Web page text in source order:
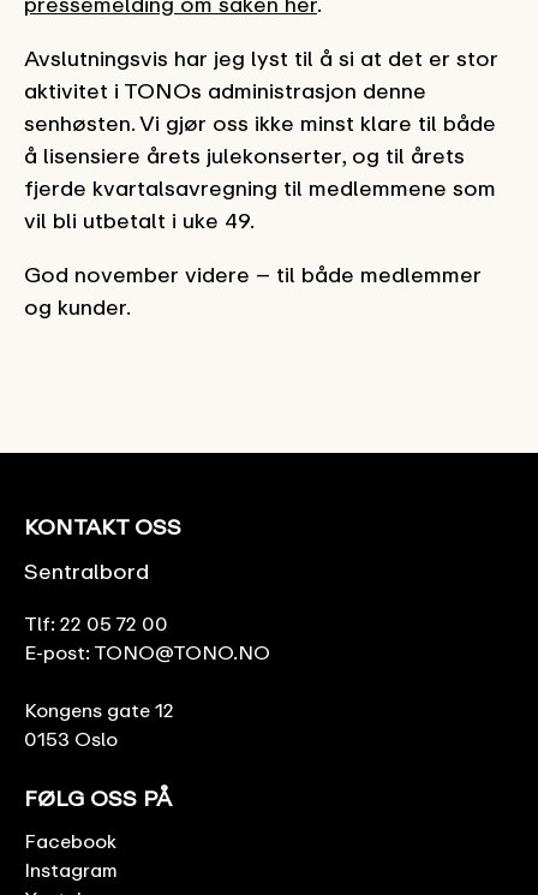
Avslutningsvis har jeg lyst til å si at det er stor
aktivitet i TONOs administrasjon denne
senhøsten. Vi gjør oss ikke minst klare til både
å lisensiere årets julekonserter, og til årets
fjerde kvartalsavregning til medlemmene som
vil bli utbetalt i uke 49.
God november videre – til både medlemmer
og kunder.
KONTAKT OSS
Sentralbord
Tlf: 22 05 72 00
E-post: TONO@TONO.NO
Kongens gate 12
0153 Oslo
FØLG OSS PÅ
Facebook
Instagram